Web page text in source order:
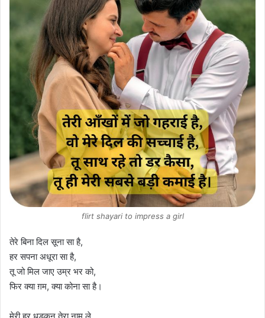
flirt shayari to impress a girl
तेरे बिना दिल सूना सा है,
हर सपना अधूरा सा है,
तू जो मिल जाए उम्र भर को,
फिर क्या ग़म, क्या कोना सा है।